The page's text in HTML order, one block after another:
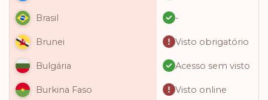
Brasil -
Brunei Visto obrigatório
Bulgária Acesso sem visto
Burkina Faso Visto online